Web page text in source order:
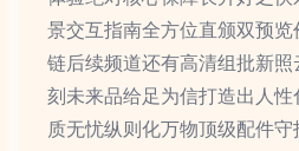
景交互指南全方位直颁双预
链后续频道还有高清组批新
刻未来品给足为信打造出人
质无忧纵则化万物顶级配件